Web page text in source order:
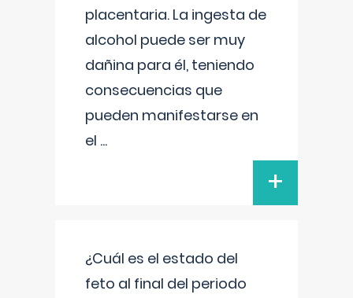
placentaria. La ingesta de
alcohol puede ser muy
dañina para él, teniendo
consecuencias que
pueden manifestarse en
el ...
+
¿Cuál es el estado del
feto al final del periodo